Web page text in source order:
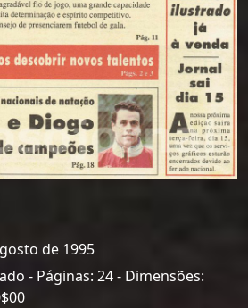
de 1995
- Páginas: 24 - Dimensões: